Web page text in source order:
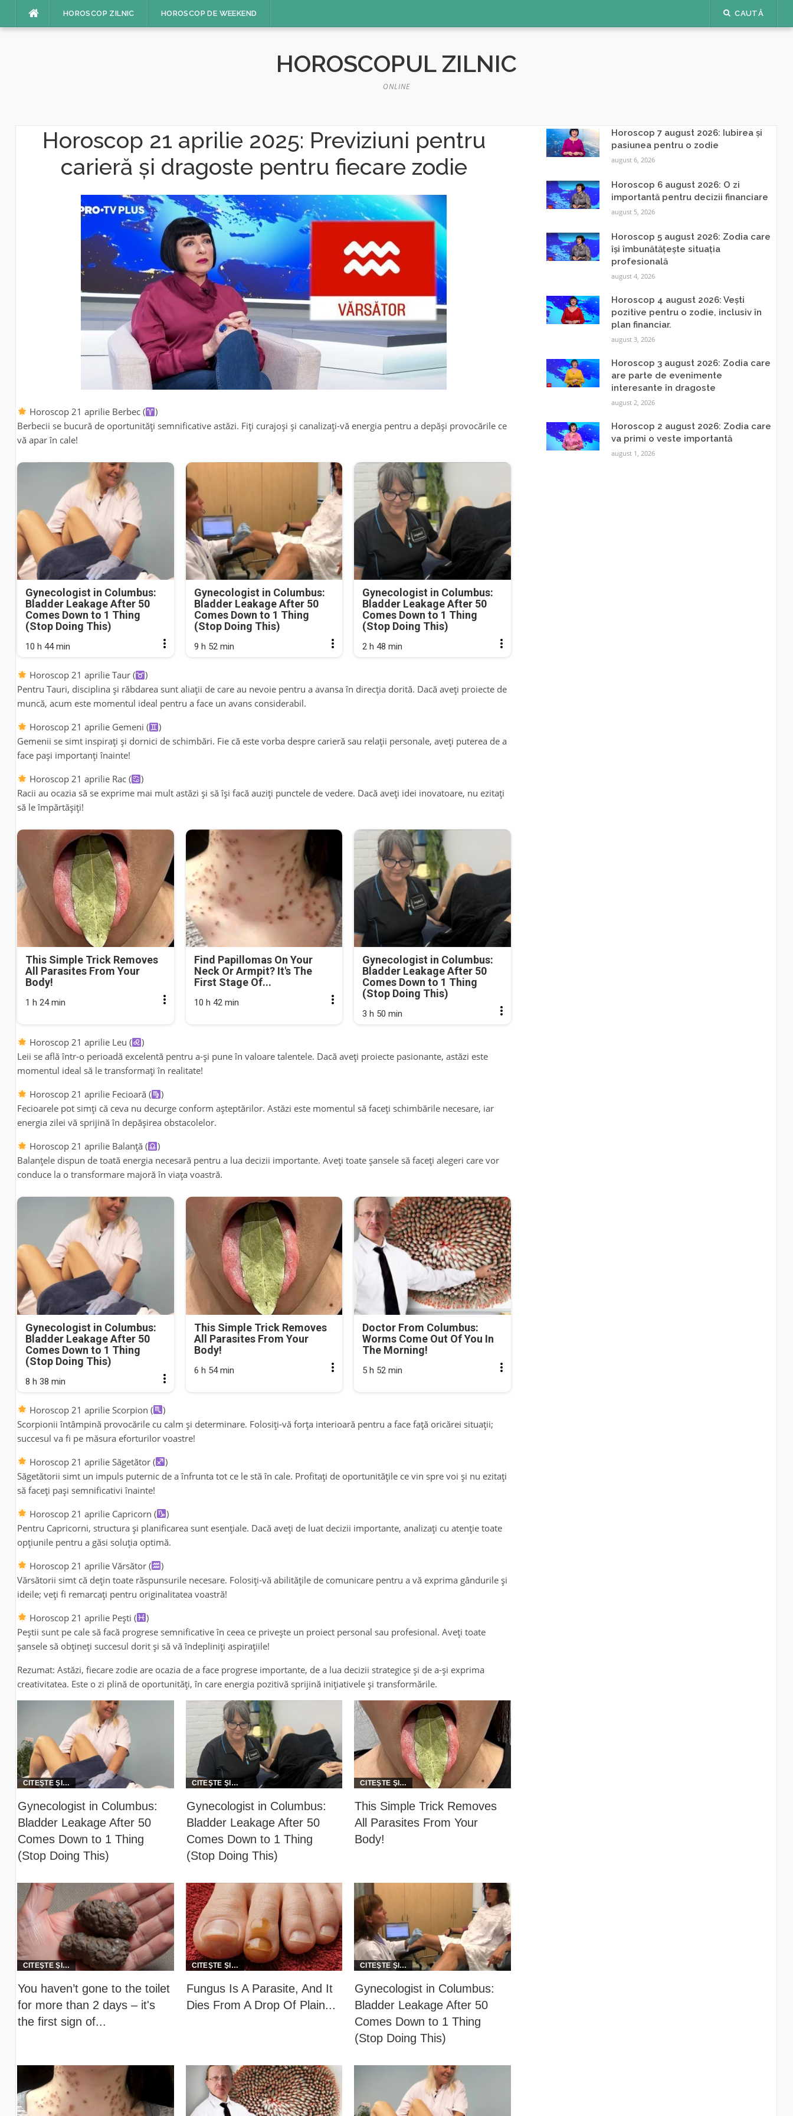
HOROSCOP ZILNIC HOROSCOP DE WEEKEND CAUTĂ
HOROSCOPUL ZILNIC
ONLINE
Horoscop 21 aprilie 2025: Previziuni pentru
carieră și dragoste pentru fiecare zodie
Horoscop 21 aprilie Berbec (
)
Berbecii se bucură de oportunități semnificative astăzi. Fiți curajoși și canalizați-vă energia pentru a depăși provocările ce
vă apar în cale!
Gynecologist in Columbus:
Bladder Leakage After 50
Comes Down to 1 Thing
(Stop Doing This)
10 h 44 min
Gynecologist in Columbus:
Bladder Leakage After 50
Comes Down to 1 Thing
(Stop Doing This)
9 h 52 min
Gynecologist in Columbus:
Bladder Leakage After 50
Comes Down to 1 Thing
(Stop Doing This)
2 h 48 min
Horoscop 21 aprilie Taur (
)
Pentru Tauri, disciplina și răbdarea sunt aliații de care au nevoie pentru a avansa în direcția dorită. Dacă aveți proiecte de
muncă, acum este momentul ideal pentru a face un avans considerabil.
Horoscop 21 aprilie Gemeni (
)
Gemenii se simt inspirați și dornici de schimbări. Fie că este vorba despre carieră sau relații personale, aveți puterea de a
face pași importanți înainte!
Horoscop 21 aprilie Rac (
)
Racii au ocazia să se exprime mai mult astăzi și să își facă auziți punctele de vedere. Dacă aveți idei inovatoare, nu ezitați
să le împărtășiți!
This Simple Trick Removes
All Parasites From Your
Body!
1 h 24 min
Find Papillomas On Your
Neck Or Armpit? It's The
First Stage Of...
10 h 42 min
Gynecologist in Columbus:
Bladder Leakage After 50
Comes Down to 1 Thing
(Stop Doing This)
3 h 50 min
Horoscop 21 aprilie Leu (
)
Leii se află într-o perioadă excelentă pentru a-și pune în valoare talentele. Dacă aveți proiecte pasionante, astăzi este
momentul ideal să le transformați în realitate!
Horoscop 21 aprilie Fecioară (
)
Fecioarele pot simți că ceva nu decurge conform așteptărilor. Astăzi este momentul să faceți schimbările necesare, iar
energia zilei vă sprijină în depășirea obstacolelor.
Horoscop 21 aprilie Balanță (
)
Balanțele dispun de toată energia necesară pentru a lua decizii importante. Aveți toate șansele să faceți alegeri care vor
conduce la o transformare majoră în viața voastră.
Gynecologist in Columbus:
Bladder Leakage After 50
Comes Down to 1 Thing
(Stop Doing This)
8 h 38 min
This Simple Trick Removes
All Parasites From Your
Body!
6 h 54 min
Doctor From Columbus:
Worms Come Out Of You In
The Morning!
5 h 52 min
Horoscop 21 aprilie Scorpion (
)
Scorpionii întâmpină provocările cu calm și determinare. Folosiți-vă forța interioară pentru a face față oricărei situații;
succesul va fi pe măsura eforturilor voastre!
Horoscop 21 aprilie Săgetător (
)
Săgetătorii simt un impuls puternic de a înfrunta tot ce le stă în cale. Profitați de oportunitățile ce vin spre voi și nu ezitați
să faceți pași semnificativi înainte!
Horoscop 21 aprilie Capricorn (
)
Pentru Capricorni, structura și planificarea sunt esențiale. Dacă aveți de luat decizii importante, analizați cu atenție toate
opțiunile pentru a găsi soluția optimă.
Horoscop 21 aprilie Vărsător (
)
Vărsătorii simt că dețin toate răspunsurile necesare. Folosiți-vă abilitățile de comunicare pentru a vă exprima gândurile și
ideile; veți fi remarcați pentru originalitatea voastră!
Horoscop 21 aprilie Pești (
)
Peștii sunt pe cale să facă progrese semnificative în ceea ce privește un proiect personal sau profesional. Aveți toate
șansele să obțineți succesul dorit și să vă îndepliniți aspirațiile!
Rezumat: Astăzi, fiecare zodie are ocazia de a face progrese importante, de a lua decizii strategice și de a-și exprima
creativitatea. Este o zi plină de oportunități, în care energia pozitivă sprijină inițiativele și transformările.
Gynecologist in Columbus:
Bladder Leakage After 50
Comes Down to 1 Thing
(Stop Doing This)
Gynecologist in Columbus:
Bladder Leakage After 50
Comes Down to 1 Thing
(Stop Doing This)
This Simple Trick Removes
All Parasites From Your
Body!
You haven’t gone to the toilet
for more than 2 days – it's
the first sign of...
Fungus Is A Parasite, And It
Dies From A Drop Of Plain...
Gynecologist in Columbus:
Bladder Leakage After 50
Comes Down to 1 Thing
(Stop Doing This)
Horoscop 7 august 2026: Iubirea și
pasiunea pentru o zodie
august 6, 2026
Horoscop 6 august 2026: O zi
importantă pentru decizii financiare
august 5, 2026
Horoscop 5 august 2026: Zodia care
își îmbunătățește situația
profesională
august 4, 2026
Horoscop 4 august 2026: Vești
pozitive pentru o zodie, inclusiv în
plan financiar.
august 3, 2026
Horoscop 3 august 2026: Zodia care
are parte de evenimente
interesante în dragoste
august 2, 2026
Horoscop 2 august 2026: Zodia care
va primi o veste importantă
august 1, 2026